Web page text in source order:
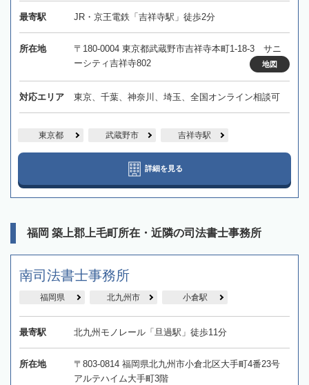
最寄駅 JR・京王電鉄「吉祥寺駅」徒歩2分
所在地
〒180-0004 東京都武蔵野市吉祥寺本町1-18-3 サニ
ーシティ吉祥寺802
地図
対応エリア 東京、千葉、神奈川、埼玉、全国オンライン相談可
東京都 武蔵野市 吉祥寺駅
詳細を見る
福岡 築上郡上毛町所在・近隣の司法書士事務所
南司法書士事務所
福岡県 北九州市 小倉駅
最寄駅 北九州モノレール「旦過駅」徒歩11分
所在地
〒803-0814 福岡県北九州市小倉北区大手町4番23号
アルテハイム大手町3階